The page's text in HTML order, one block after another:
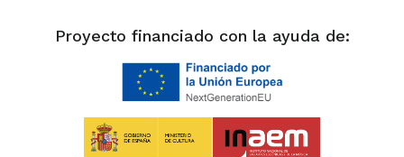
Proyecto financiado con la ayuda de: